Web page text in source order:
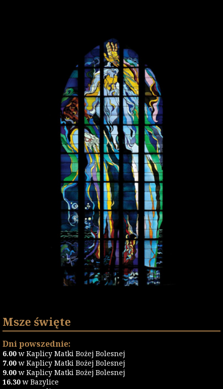
Msze święte
Dni powszednie:
6.00 w Kaplicy Matki Bożej Bolesnej
7.00 w Kaplicy Matki Bożej Bolesnej
9.00 w Kaplicy Matki Bożej Bolesnej
16.30 w Bazylice